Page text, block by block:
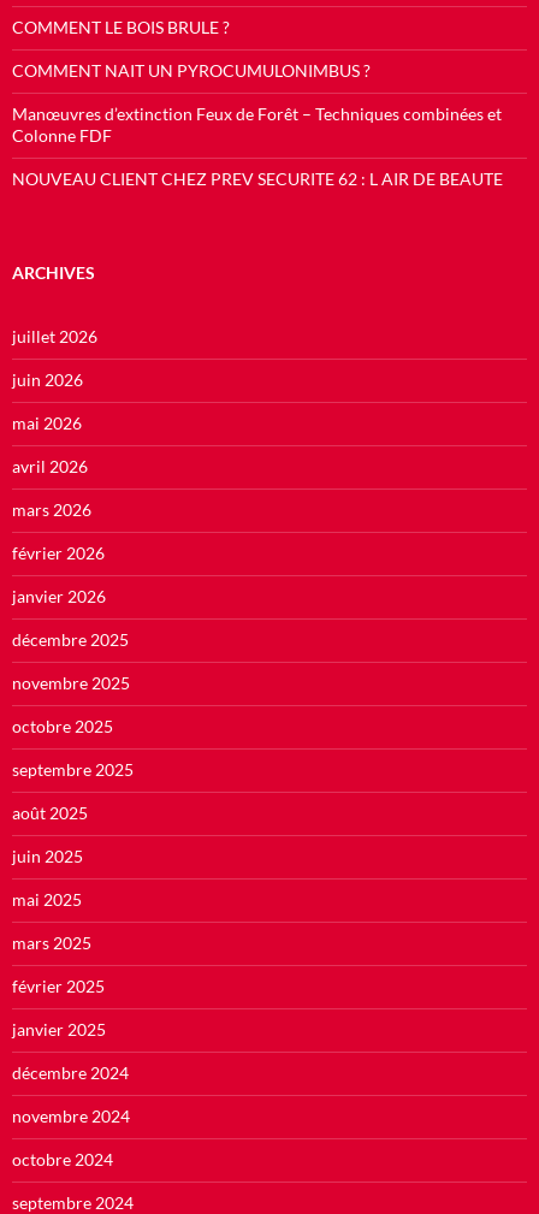
COMMENT LE BOIS BRULE ?
COMMENT NAIT UN PYROCUMULONIMBUS ?
Manœuvres d’extinction Feux de Forêt – Techniques combinées et
Colonne FDF
NOUVEAU CLIENT CHEZ PREV SECURITE 62 : L AIR DE BEAUTE
ARCHIVES
juillet 2026
juin 2026
mai 2026
avril 2026
mars 2026
février 2026
janvier 2026
décembre 2025
novembre 2025
octobre 2025
septembre 2025
août 2025
juin 2025
mai 2025
mars 2025
février 2025
janvier 2025
décembre 2024
novembre 2024
octobre 2024
septembre 2024